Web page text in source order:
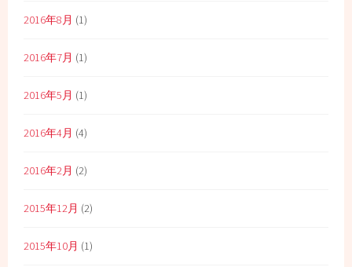
2016年8月 (1)
2016年7月 (1)
2016年5月 (1)
2016年4月 (4)
2016年2月 (2)
2015年12月 (2)
2015年10月 (1)